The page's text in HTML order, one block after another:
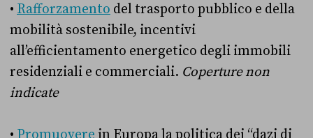
• Rafforzamento del trasporto pubblico e della
mobilità sostenibile, incentivi
all’efficientamento energetico degli immobili
residenziali e commerciali. Coperture non
indicate
• Promuovere in Europa la politica dei “dazi di